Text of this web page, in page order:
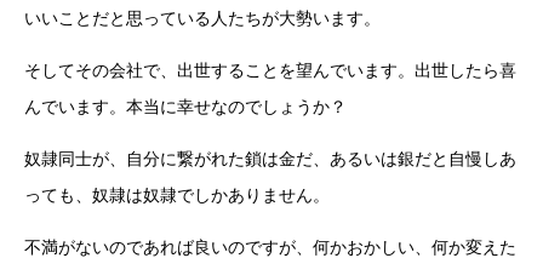
いいことだと思っている人たちが大勢います。
そしてその会社で、出世することを望んでいます。出世したら喜
んでいます。本当に幸せなのでしょうか？
奴隷同士が、自分に繋がれた鎖は金だ、あるいは銀だと自慢しあ
っても、奴隷は奴隷でしかありません。
不満がないのであれば良いのですが、何かおかしい、何か変えた